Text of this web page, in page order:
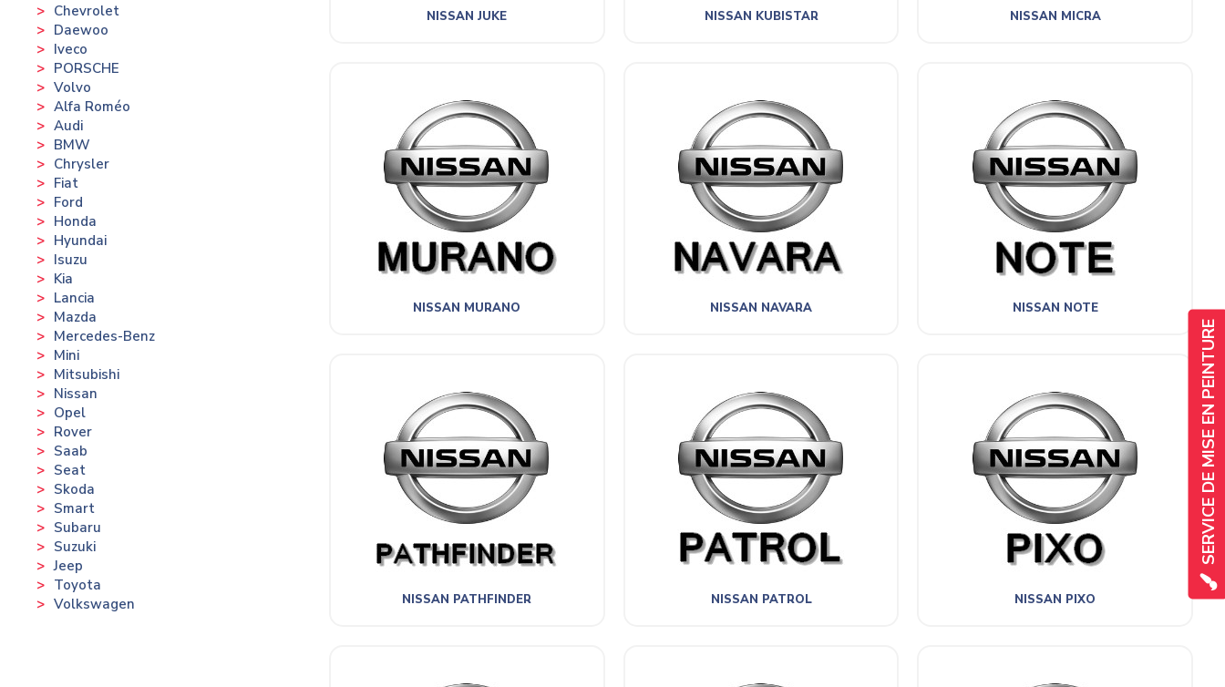
Chevrolet
Daewoo
Iveco
PORSCHE
Volvo
Alfa Roméo
Audi
BMW
Chrysler
Fiat
Ford
Honda
Hyundai
Isuzu
Kia
Lancia
Mazda
Mercedes-Benz
Mini
Mitsubishi
Nissan
Opel
Rover
Saab
Seat
Skoda
Smart
Subaru
Suzuki
Jeep
Toyota
Volkswagen
NISSAN JUKE NISSAN KUBISTAR NISSAN MICRA
NISSAN MURANO NISSAN NAVARA NISSAN NOTE
NISSAN PATHFINDER NISSAN PATROL NISSAN PIXO
SERVICE DE MISE EN PEINTURE